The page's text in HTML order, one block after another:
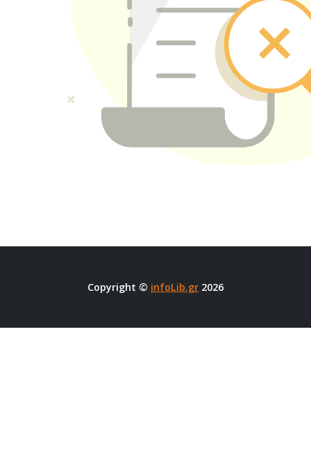
Copyright © infoLib.gr 2026